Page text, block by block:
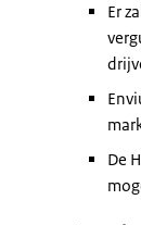
Er
De